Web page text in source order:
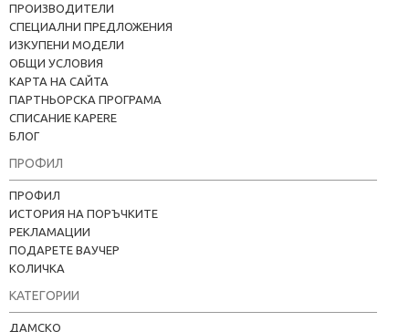
ПРОИЗВОДИТЕЛИ
СПЕЦИАЛНИ ПРЕДЛОЖЕНИЯ
ИЗКУПЕНИ МОДЕЛИ
ОБЩИ УСЛОВИЯ
КАРТА НА САЙТА
ПАРТНЬОРСКА ПРОГРАМА
СПИСАНИЕ KAPERE
БЛОГ
ПРОФИЛ
ПРОФИЛ
ИСТОРИЯ НА ПОРЪЧКИТЕ
РЕКЛАМАЦИИ
ПОДАРЕТЕ ВАУЧЕР
КОЛИЧКА
КАТЕГОРИИ
ДАМСКО
Kapere.com